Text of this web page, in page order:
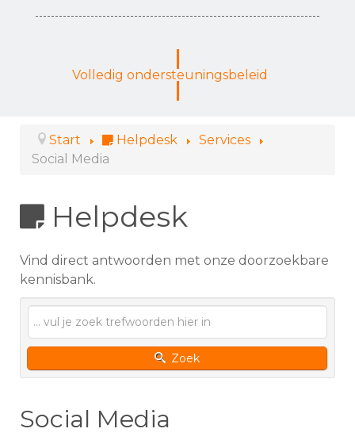
Volledig ondersteuningsbeleid
Start Helpdesk
Services
Social Media
Helpdesk
Vind direct antwoorden met onze doorzoekbare
kennisbank.
Zoek
Social Media